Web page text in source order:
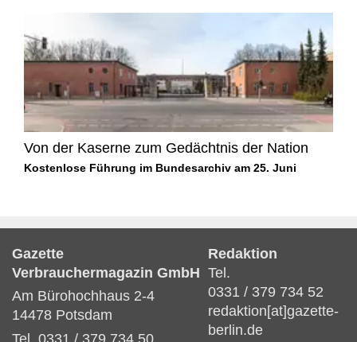
Von der Kaserne zum Gedächtnis der Nation
Kostenlose Führung im Bundesarchiv am 25. Juni
Gazette
Verbrauchermagazin GmbH
Am Bürohochhaus 2-4
14478 Potsdam
Tel. 0331 / 379 734 50
Redaktion
Tel.
0331 / 379 734 52
redaktion[at]gazette-
berlin.de